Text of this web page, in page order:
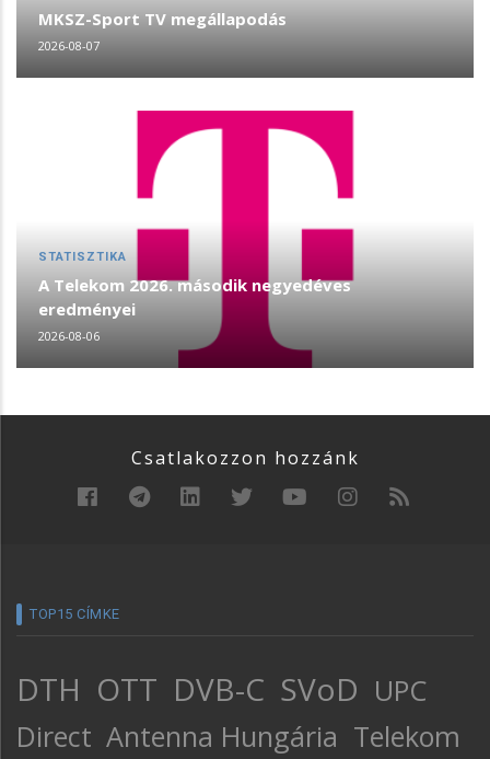
MKSZ-Sport TV megállapodás
2026-08-07
STATISZTIKA
A Telekom 2026. második negyedéves
eredményei
2026-08-06
Csatlakozzon hozzánk
TOP15 CÍMKE
DTH OTT DVB-C SVoD UPC
Direct Antenna Hungária Telekom